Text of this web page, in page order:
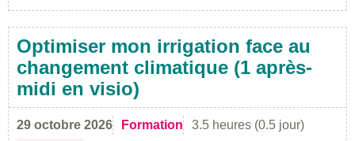
Optimiser mon irrigation face au
changement climatique (1 après-
midi en visio)
29 octobre 2026 Formation 3.5 heures (0.5 jour)